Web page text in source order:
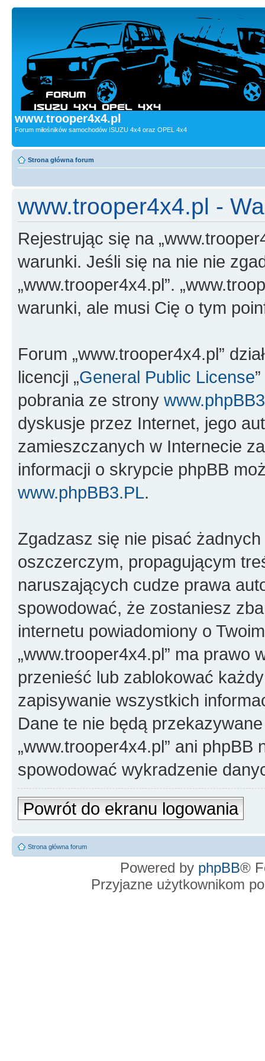
www.trooper4x4.pl
Forum miłośników samochodów ISUZU 4x4 oraz OPEL 4x4
Strona główna forum
www.trooper4x4.pl -
Rejestrując się na
warunki. Jeśli się na nie nie
„www.trooper4x4.pl”.
warunki, ale musi Cię o tym
Forum „www.trooper4x4.pl”
licencji „General Public License
pobrania ze strony
dyskusje przez Internet, jego
zamieszczanych w Internecie
informacji o skrypcie phpBB
www.phpBB3.PL.
Zgadzasz się nie pisać
oszczerczym, propagującym
naruszających cudze prawa
spowodować, że zostaniesz
internetu powiadomiony o
„www.trooper4x4.pl” ma prawo
przenieść lub zablokować
zapisywanie wszystkich
Dane te nie będą
„www.trooper4x4.pl” ani phpBB
spowodować wykradzenie
Powrót do ekranu logowania
Strona główna forum
Powered by phpBB®
Przyjazne użytkownikom